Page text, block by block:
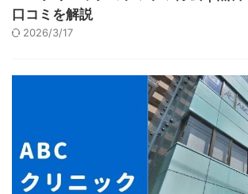
口コミを解説
2026/3/17